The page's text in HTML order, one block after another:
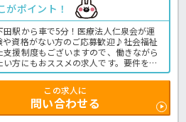
がポイント！
駅から車で5分！医療法人仁泉会が運
や資格がない方のご応募歓迎♪社会福祉
援制度もございますので、働きながら
方にもおススメの求人です。要件を満
区分が変わり昇給はもちろん、賞与や
ップが見込めますよ！社会保険の完備
当など手当類も豊富な支給あり◎安定
。老健での介護業務全般です。＜介護
この求人に
問い合わせる